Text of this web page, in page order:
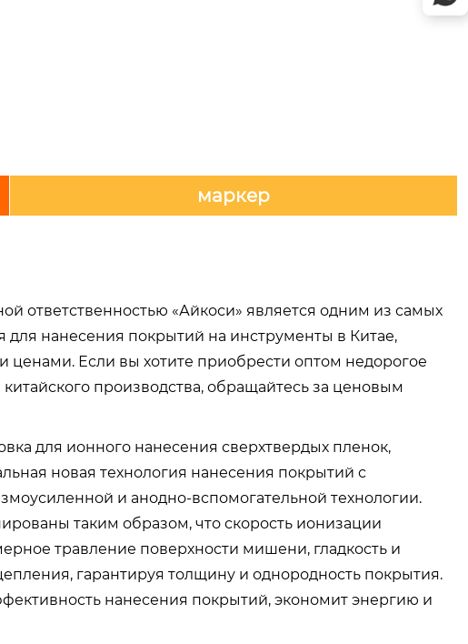
маркер
ответственностью «Айкоси» является одним из самых
нанесения покрытий на инструменты в Китае,
Если вы хотите приобрести оптом недорогое
производства, обращайтесь за ценовым
для ионного нанесения сверхтвердых пленок,
новая технология нанесения покрытий с
и анодно-вспомогательной технологии.
таким образом, что скорость ионизации
травление поверхности мишени, гладкость и
гарантируя толщину и однородность покрытия.
нанесения покрытий, экономит энергию и